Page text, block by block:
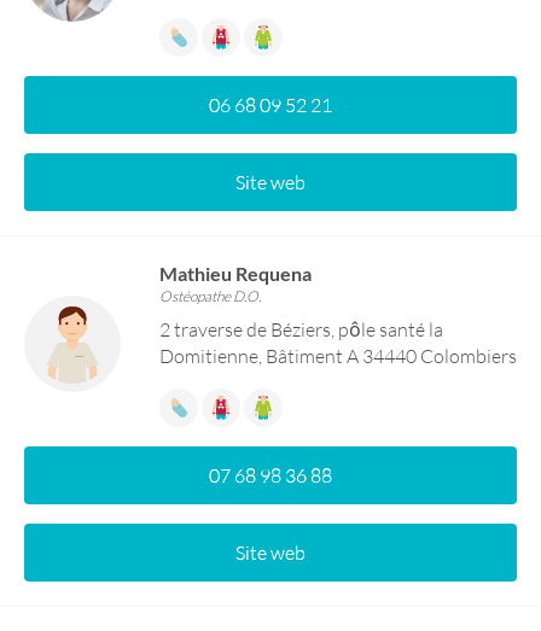
06 68 09 52 21
Site web
Mathieu Requena
Ostéopathe D.O.
2 traverse de Béziers, pôle santé la
Domitienne, Bâtiment A 34440 Colombiers
07 68 98 36 88
Site web